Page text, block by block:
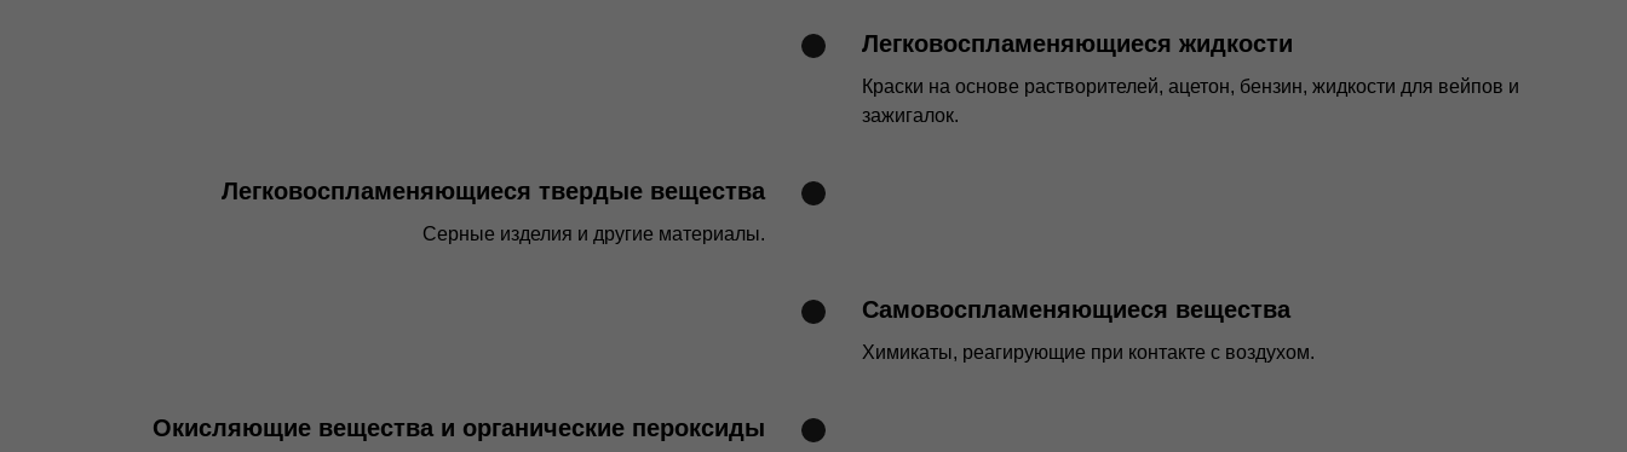
Легковоспламеняющиеся жидкости
Краски на основе растворителей, ацетон, бензин, жидкости для вейпов и
зажигалок.
Легковоспламеняющиеся твердые вещества
Серные изделия и другие материалы.
Самовоспламеняющиеся вещества
Химикаты, реагирующие при контакте с воздухом.
Окисляющие вещества и органические пероксиды